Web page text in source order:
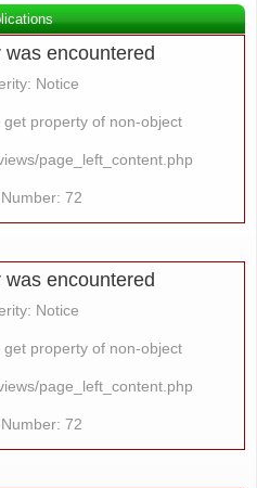
was encountered
Notice
property of non-object
page_left_content.php
72
was encountered
Notice
property of non-object
page_left_content.php
72